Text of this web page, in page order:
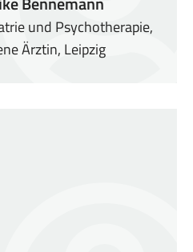
und Psychotherapie,
Ärztin, Leipzig